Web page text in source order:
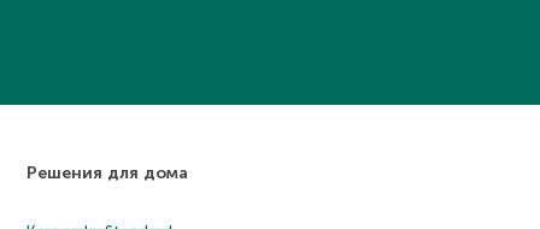
Решения для дома